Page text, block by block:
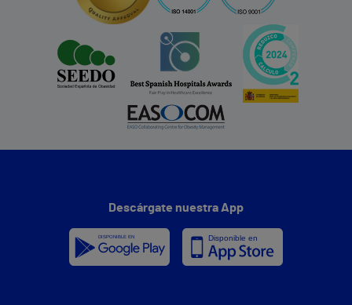
Descárgate nuestra App